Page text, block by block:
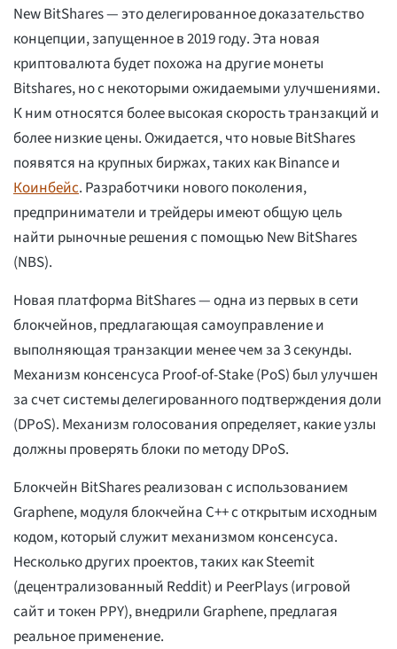
New BitShares — это делегированное доказательство
концепции, запущенное в 2019 году. Эта новая
криптовалюта будет похожа на другие монеты
Bitshares, но с некоторыми ожидаемыми улучшениями.
К ним относятся более высокая скорость транзакций и
более низкие цены. Ожидается, что новые BitShares
появятся на крупных биржах, таких как Binance и
Коинбейс. Разработчики нового поколения,
предприниматели и трейдеры имеют общую цель
найти рыночные решения с помощью New BitShares
(NBS).
Новая платформа BitShares — одна из первых в сети
блокчейнов, предлагающая самоуправление и
выполняющая транзакции менее чем за 3 секунды.
Механизм консенсуса Proof-of-Stake (PoS) был улучшен
за счет системы делегированного подтверждения доли
(DPoS). Механизм голосования определяет, какие узлы
должны проверять блоки по методу DPoS.
Блокчейн BitShares реализован с использованием
Graphene, модуля блокчейна C++ с открытым исходным
кодом, который служит механизмом консенсуса.
Несколько других проектов, таких как Steemit
(децентрализованный Reddit) и PeerPlays (игровой
сайт и токен PPY), внедрили Graphene, предлагая
реальное применение.